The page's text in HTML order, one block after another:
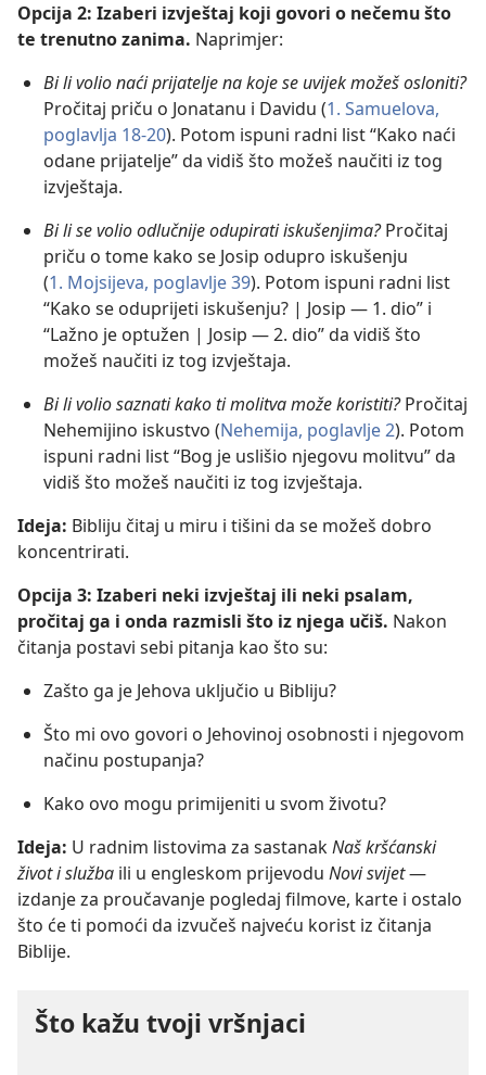
Opcija 2: Izaberi izvještaj koji govori o nečemu što
te trenutno zanima. Naprimjer:
Bi li volio naći prijatelje na koje se uvijek možeš osloniti?
Pročitaj priču o Jonatanu i Davidu (1. Samuelova,
poglavlja 18-20). Potom ispuni radni list “Kako naći
odane prijatelje” da vidiš što možeš naučiti iz tog
izvještaja.
Bi li se volio odlučnije odupirati iskušenjima?Pročitaj
priču o tome kako se Josip odupro iskušenju
(1. Mojsijeva, poglavlje 39). Potom ispuni radni list
“Kako se oduprijeti iskušenju? | Josip — 1. dio” i
“Lažno je optužen | Josip — 2. dio” da vidiš što
možeš naučiti iz tog izvještaja.
Bi li volio saznati kako ti molitva može koristiti?Pročitaj
Nehemijino iskustvo (Nehemija, poglavlje 2). Potom
ispuni radni list “Bog je uslišio njegovu molitvu” da
vidiš što možeš naučiti iz tog izvještaja.
Ideja: Bibliju čitaj u miru i tišini da se možeš dobro
koncentrirati.
Opcija 3: Izaberi neki izvještaj ili neki psalam,
pročitaj ga i onda razmisli što iz njega učiš. Nakon
čitanja postavi sebi pitanja kao što su:
Zašto ga je Jehova uključio u Bibliju?
Što mi ovo govori o Jehovinoj osobnosti i njegovom
načinu postupanja?
Kako ovo mogu primijeniti u svom životu?
Ideja: U radnim listovima za sastanakNaš kršćanski
život i služba ili u engleskom prijevodu Novi svijet—
izdanje za proučavanje pogledaj filmove, karte i ostalo
što će ti pomoći da izvučeš najveću korist iz čitanja
Biblije.
Što kažu tvoji vršnjaci